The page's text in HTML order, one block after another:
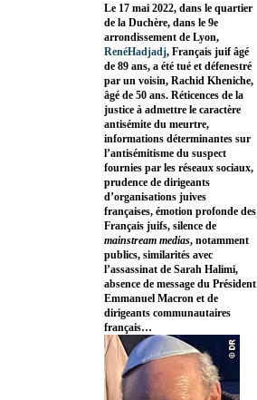
Le 17 mai 2022, dans le quartier
de la Duchère, dans le 9e
arrondissement de Lyon,
RenéHadjadj, Français juif âgé
de 89 ans, a été tué et défenestré
par un voisin, Rachid Kheniche,
âgé de 50 ans. Réticences de la
justice à admettre le caractère
antisémite du meurtre,
informations déterminantes sur
l’antisémitisme du suspect
fournies par les réseaux sociaux,
prudence de dirigeants
d’organisations juives
françaises, émotion profonde des
Français juifs, silence de
mainstream medias, notamment
publics, similarités avec
l’assassinat de Sarah Halimi,
absence de message du Président
Emmanuel Macron et de
dirigeants communautaires
français…